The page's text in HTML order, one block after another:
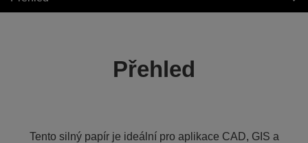
Přehled
Tento silný papír je ideální pro aplikace CAD, GIS a